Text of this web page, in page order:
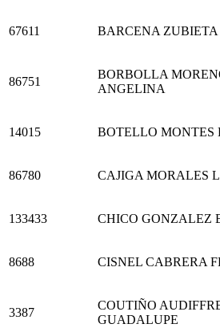
67611 BARCENA
86751
BORBOLLA
ANGELINA
14015 BOTELLO MONTES
86780 CAJIGA MORALES
133433 CHICO GONZALEZ
8688 CISNEL CABRERA
3387
COUTIÑO
GUADALUPE